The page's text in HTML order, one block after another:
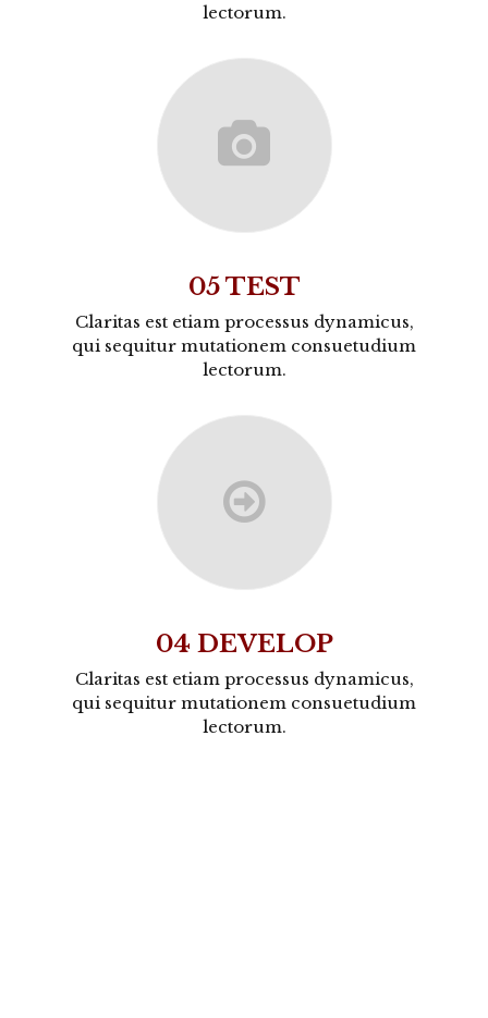
lectorum.
05 TEST
Claritas est etiam processus dynamicus,
qui sequitur mutationem consuetudium
lectorum.
04 DEVELOP
Claritas est etiam processus dynamicus,
qui sequitur mutationem consuetudium
lectorum.